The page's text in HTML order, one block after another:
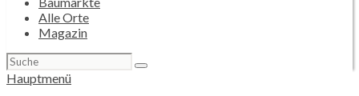
Alle Orte
Magazin
Suchen
nach:
Hauptmenü